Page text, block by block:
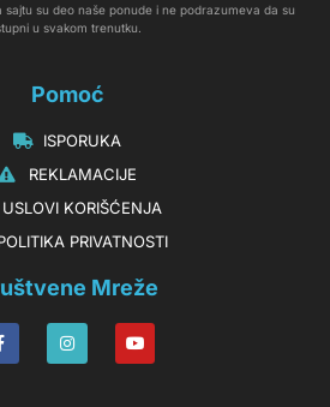
sajtu su deo naše ponude i ne podrazumeva da su
u svakom trenutku.
Pomoć
‏‏‎‏‏‎ ‎ISPORUKA
‏‏‏‏‎ ‎‎‎‎‎‎REKLAMACIJE‎‎‎
‏‏‎‏‏‎ ‎‎USLOVI KORIŠĆENJA
PRIVATNOSTI
Mreže